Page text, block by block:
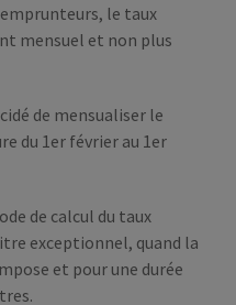
le taux
mensuel et non plus
de mensualiser le
du 1er février au 1er
de calcul du taux
exceptionnel, quand la
et pour une durée